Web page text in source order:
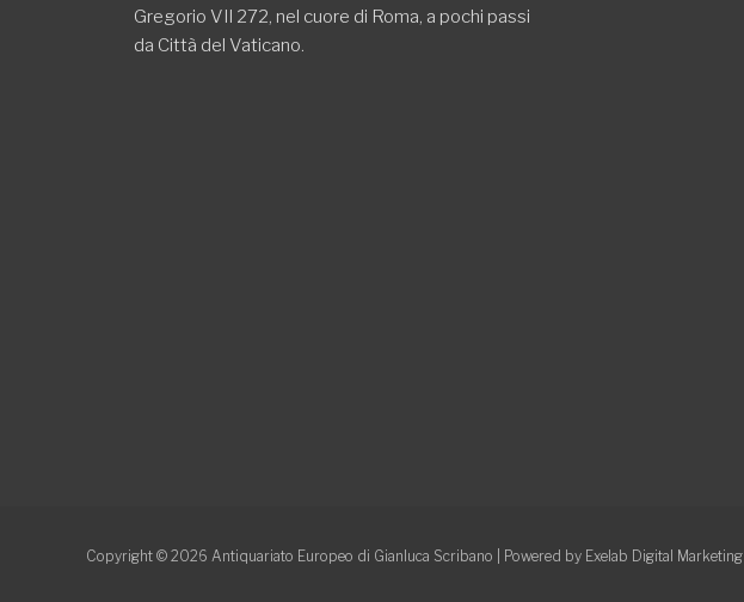
Gregorio VII 272, nel cuore di Roma, a pochi passi
da Città del Vaticano.
Copyright © 2026 Antiquariato Europeo di Gianluca Scribano | Powered by Exelab Digital Marketing